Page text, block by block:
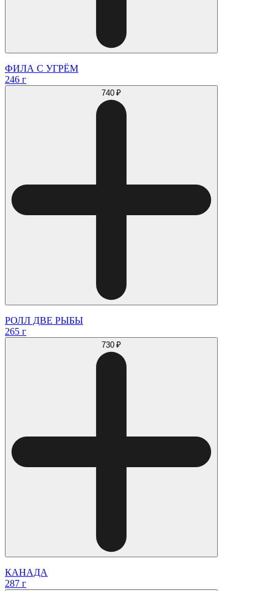
ФИЛА С УГРЁМ
246 г
740 ₽
РОЛЛ ДВЕ РЫБЫ
265 г
730 ₽
КАНАДА
287 г